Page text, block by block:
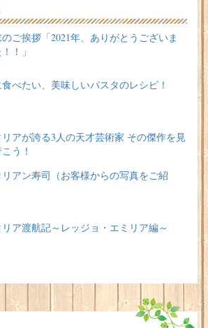
ご挨拶「2021年、ありがとうございま
！」
べたい、美味しいパスタのレシピ！
リアが誇る3人の天才芸術家 その傑作を見
う！
リアン寿司（お客様からの写真をご紹
リア渡航記～レッジョ・エミリア編～